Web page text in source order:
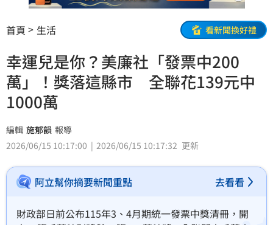
首頁 生活 看新聞換好禮
幸運兒是你？美廉社「發票中200
萬」！獎落這縣市 全聯花139元中
1000萬
編輯 施郁韻 報導
2026/06/15 10:17:00
2026/06/15 10:17:32 更新
阿立幫你摘要新聞重點 去看看
財政部日前公布115年3、4月期統一發票中獎清冊，開